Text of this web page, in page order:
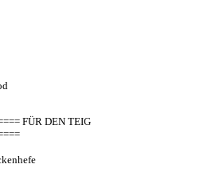
FÜR DEN TEIG